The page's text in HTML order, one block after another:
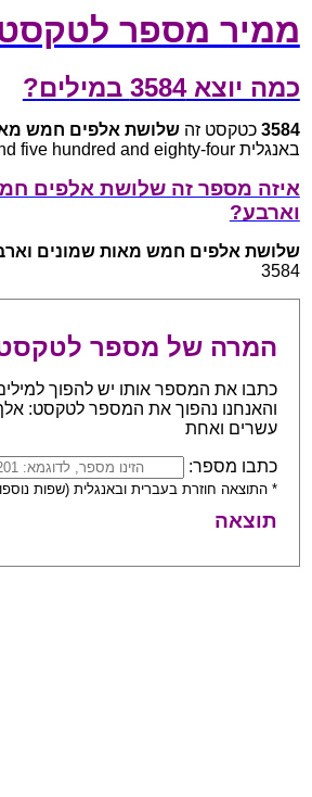
ממיר מספר
כמה יוצא 3584 במילים?
3584 כטקסט זהשלושת אלפים חמש
באנגלית three thousand five hundred and eighty-four
איזה מספר זה שלושת אלפים
וארבע?
שלושת אלפים חמש מאות שמונים
3584
המרה של מספר
והאנחנו נהפוך את המספר לטקסט:
עשרים ואחת
כתבו מספר:
* התוצאה חוזרת בעברית ובאנגלית (שפות
תוצאה